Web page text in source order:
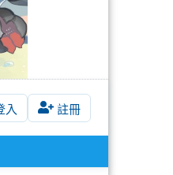
入 註冊